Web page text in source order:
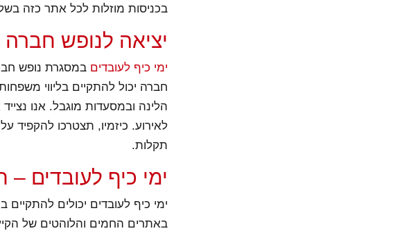
בכניסות מוזלות לכל אתר כזה
יציאה לנופש חברה
ימי כיף לעובדים במסגרת נופש
חברה יכול להתקיים בליווי
הלינה ובמסעדות מוגבל. אנו
לאירוע. כיזמיו, תצטרכו להקפיד
תקלות.
ימי כיף לעובדים –
ימי כיף לעובדים יכולים
באתרים החמים והלוהטים של